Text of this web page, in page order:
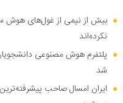
بیش از نیمی از غول‌های هوش
نکرده‌اند
پلتفرم هوش مصنوعی
شد
ایران امسال صاحب